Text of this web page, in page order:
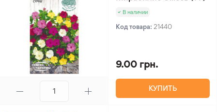
В наличии
Код товара: 21440
9.00 грн.
КУПИТЬ